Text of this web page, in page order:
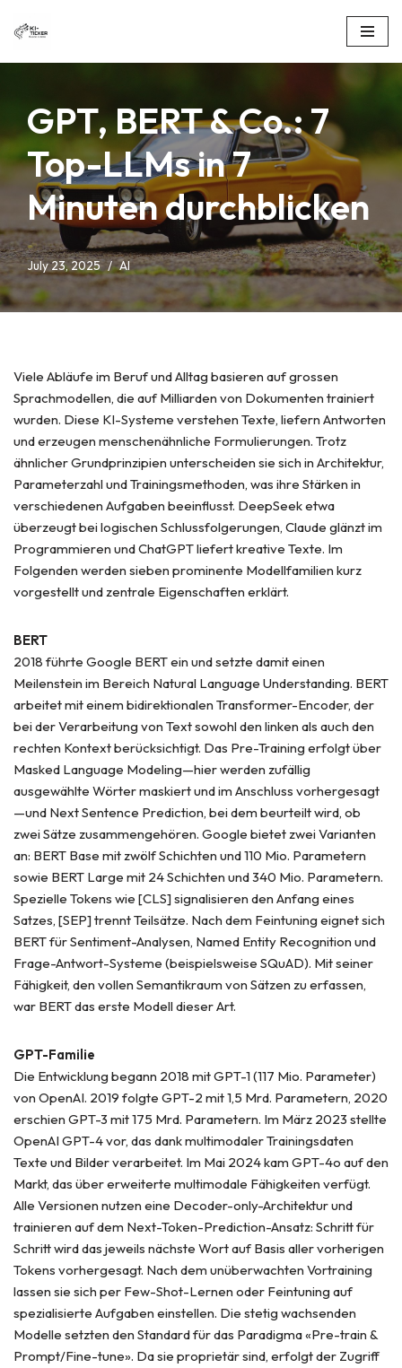
GPT, BERT & Co.: 7
Top-LLMs in 7
Minuten durchblicken
July 23, 2025 AI
Viele Abläufe im Beruf und Alltag basieren auf grossen
Sprachmodellen, die auf Milliarden von Dokumenten trainiert
wurden. Diese KI-Systeme verstehen Texte, liefern Antworten
und erzeugen menschenähnliche Formulierungen. Trotz
ähnlicher Grundprinzipien unterscheiden sie sich in Architektur,
Parameterzahl und Trainingsmethoden, was ihre Stärken in
verschiedenen Aufgaben beeinflusst. DeepSeek etwa
überzeugt bei logischen Schlussfolgerungen, Claude glänzt im
Programmieren und ChatGPT liefert kreative Texte. Im
Folgenden werden sieben prominente Modellfamilien kurz
vorgestellt und zentrale Eigenschaften erklärt.
BERT
2018 führte Google BERT ein und setzte damit einen
Meilenstein im Bereich Natural Language Understanding. BERT
arbeitet mit einem bidirektionalen Transformer-Encoder, der
bei der Verarbeitung von Text sowohl den linken als auch den
rechten Kontext berücksichtigt. Das Pre-Training erfolgt über
Masked Language Modeling—hier werden zufällig
ausgewählte Wörter maskiert und im Anschluss vorhergesagt
—und Next Sentence Prediction, bei dem beurteilt wird, ob
zwei Sätze zusammengehören. Google bietet zwei Varianten
an: BERT Base mit zwölf Schichten und 110 Mio. Parametern
sowie BERT Large mit 24 Schichten und 340 Mio. Parametern.
Spezielle Tokens wie [CLS] signalisieren den Anfang eines
Satzes, [SEP] trennt Teilsätze. Nach dem Feintuning eignet sich
BERT für Sentiment-Analysen, Named Entity Recognition und
Frage-Antwort-Systeme (beispielsweise SQuAD). Mit seiner
Fähigkeit, den vollen Semantikraum von Sätzen zu erfassen,
war BERT das erste Modell dieser Art.
GPT-Familie
Die Entwicklung begann 2018 mit GPT-1 (117 Mio. Parameter)
von OpenAI. 2019 folgte GPT-2 mit 1,5 Mrd. Parametern, 2020
erschien GPT-3 mit 175 Mrd. Parametern. Im März 2023 stellte
OpenAI GPT-4 vor, das dank multimodaler Trainingsdaten
Texte und Bilder verarbeitet. Im Mai 2024 kam GPT-4o auf den
Markt, das über erweiterte multimodale Fähigkeiten verfügt.
Alle Versionen nutzen eine Decoder-only-Architektur und
trainieren auf dem Next-Token-Prediction-Ansatz: Schritt für
Schritt wird das jeweils nächste Wort auf Basis aller vorherigen
Tokens vorhergesagt. Nach dem unüberwachten Vortraining
lassen sie sich per Few-Shot-Lernen oder Feintuning auf
spezialisierte Aufgaben einstellen. Die stetig wachsenden
Modelle setzten den Standard für das Paradigma «Pre-train &
Prompt/Fine-tune». Da sie proprietär sind, erfolgt der Zugriff